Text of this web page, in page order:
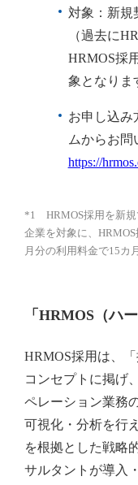
対象：新規
（過去に
HRMOS採
象となりま
お申し込み
ムからお問
https://
*1 HRMOS採用を新規
企業を対象に、
月分の利用料金で15カ
「HRMOS（ハ
HRMOS採用は、
コンセプトに掲げ
ペレーション業務
可視化・分析を行
を根拠とした戦略
サルタントが導入